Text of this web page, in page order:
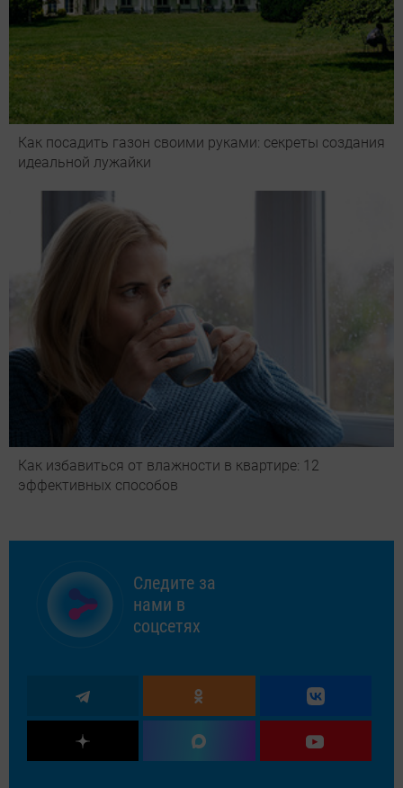
Как посадить газон своими руками: секреты создания
идеальной лужайки
Как избавиться от влажности в квартире: 12
эффективных способов
Следите за
нами в
соцсетях